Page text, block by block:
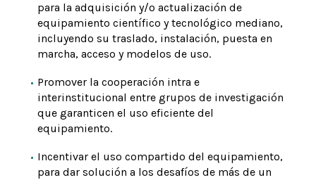
para la adquisición y/o actualización de
equipamiento científico y tecnológico mediano,
incluyendo su traslado, instalación, puesta en
marcha, acceso y modelos de uso.
Promover la cooperación intra e
interinstitucional entre grupos de investigación
que garanticen el uso eficiente del
equipamiento.
Incentivar el uso compartido del equipamiento,
para dar solución a los desafíos de más de un